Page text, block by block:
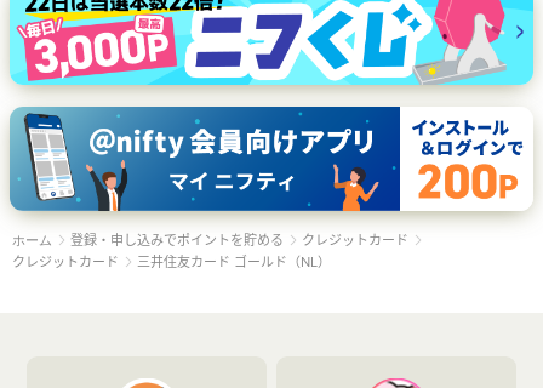
ホーム 登録・申し込みでポイントを貯める
クレジットカード
クレジットカード
三井住友カード ゴールド（NL）